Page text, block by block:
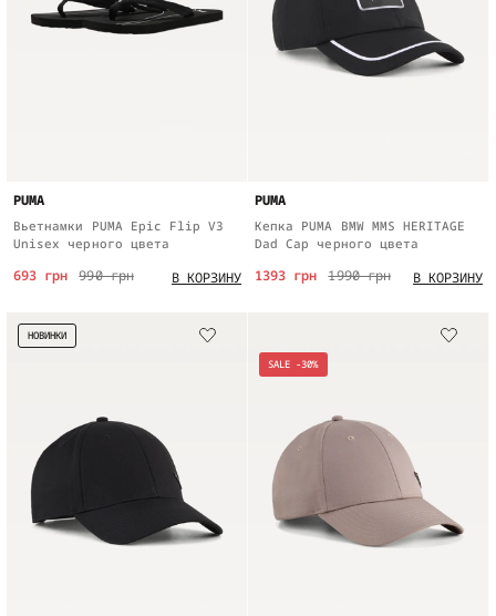
PUMA
Вьетнамки PUMA Epic Flip V3
Unisex черного цвета
990 грн
693 грн В КОРЗИНУ
PUMA
Кепка PUMA BMW MMS HERITAGE
Dad Cap черного цвета
1990 грн
1393 грн В КОРЗИНУ
НОВИНКИ
SALE -30%